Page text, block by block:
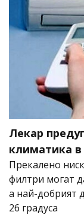
Лекар
климатика
Прекалено
филтри могат
а най-добрият
26 градуса